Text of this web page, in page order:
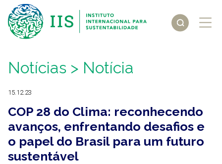
Notícias > Notícia
15.12.23
COP 28 do Clima: reconhecendo
avanços, enfrentando desafios e
o papel do Brasil para um futuro
sustentável